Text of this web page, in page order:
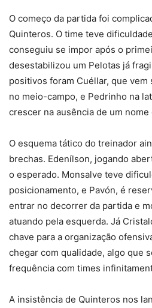
O começo da partida foi
Quinteros. O time teve
conseguiu se impor após o
desestabilizou um Pelotas já
positivos foram Cuéllar, que
no meio-campo, e Pedrinho na
crescer na ausência de um
O esquema tático do treinador
brechas. Edenílson, jogando
o esperado. Monsalve teve
posicionamento, e Pavón, é
entrar no decorrer da partida e
atuando pela esquerda. Já
chave para a organização
chegar com qualidade, algo que
frequência com times
A insistência de Quinteros nos